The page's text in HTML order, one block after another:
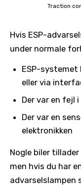
Traction
Hvis ESP-
under normale
ESP-systemet
eller via
Der var en fejl
Der var en
elektronikken
Nogle biler
men hvis du har
advarselslampen